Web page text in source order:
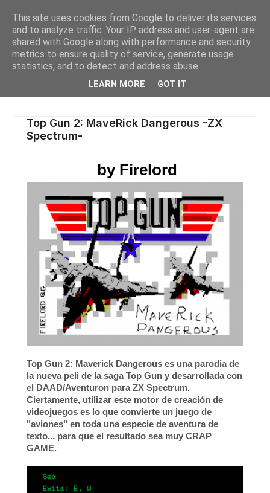
Top Gun 2: MaveRick Dangerous -ZX
Spectrum-
by Firelord
Top Gun 2: Maverick Dangerous es una parodia de
la nueva peli de la saga Top Gun y desarrollada con
el DAAD/Aventuron para ZX Spectrum.
Ciertamente, utilizar este motor de creación de
videojuegos es lo que convierte un juego de
"aviones" en toda una especie de aventura de
texto... para que el resultado sea muy CRAP
GAME.
This site uses cookies from Google to deliver its services
and to analyze traffic. Your IP address and user-agent are
shared with Google along with performance and security
metrics to ensure quality of service, generate usage
statistics, and to detect and address abuse.
LEARN MORE GOT IT